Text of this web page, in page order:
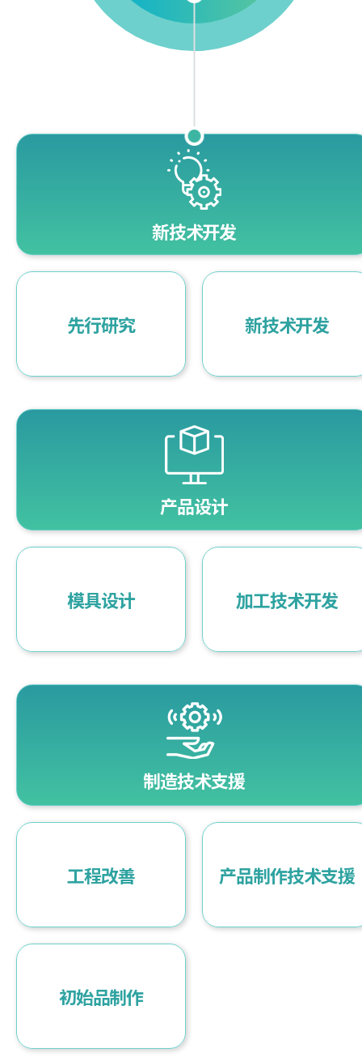
新技术开发
先行研究 新技术开发
产品设计
模具设计 加工技术开发
制造技术支援
工程改善 产品制作技术支援
初始品制作